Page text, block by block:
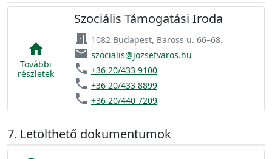
home
További
részletek
Szociális Támogatási Iroda
meeting_room 1082 Budapest, Baross u. 66–68.
email szocialis@jozsefvaros.hu
phone +36 20/433 9100
phone +36 20/433 8899
phone +36 20/440 7209
Letölthető dokumentumok